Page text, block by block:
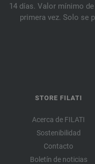
14 días. Valor mínimo
primera vez. Solo se
STORE FILATI
Acerca de FILATI
Sostenibilidad
Contacto
Boletín de noticias